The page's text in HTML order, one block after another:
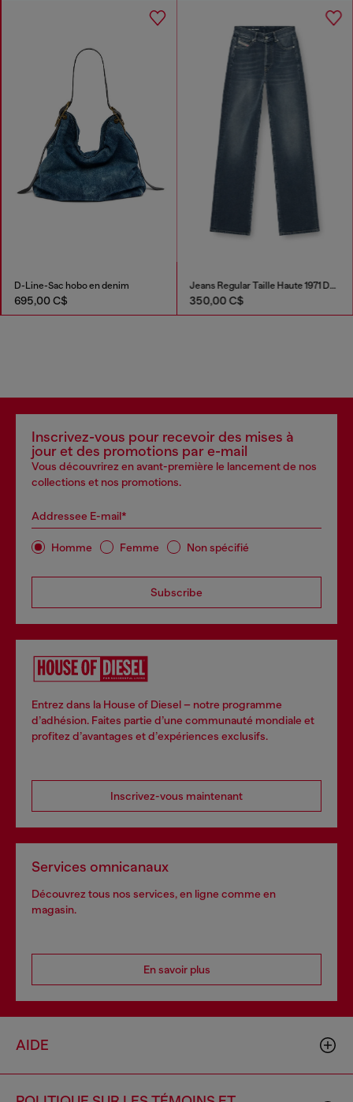
D-Line-Sac hobo en denim
695,00 C$
Jeans Regular Taille Haute 1971 D-Sent
350,00 C$
Inscrivez-vous pour recevoir des mises à
jour et des promotions par e-mail
Vous découvrirez en avant-première le lancement de nos
collections et nos promotions.
Addressee E-mail*
Homme Femme Non spécifié
Subscribe
Entrez dans la House of Diesel – notre programme
d’adhésion. Faites partie d’une communauté mondiale et
profitez d’avantages et d’expériences exclusifs.
Inscrivez-vous maintenant
Services omnicanaux
Découvrez tous nos services, en ligne comme en
magasin.
En savoir plus
AIDE